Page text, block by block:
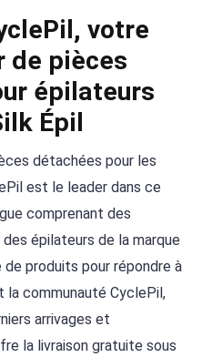
votre
de pièces
épilateurs
Épil
détachées pour les
est le leader dans ce
comprenant des
épilateurs de la marque
produits pour répondre à
la communauté CyclePil,
arrivages et
la livraison gratuite sous